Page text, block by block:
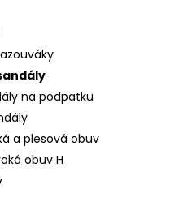
na podpatku
a plesová obuv
obuv H
NA KLÍNKU ŠÍŘE H 8-